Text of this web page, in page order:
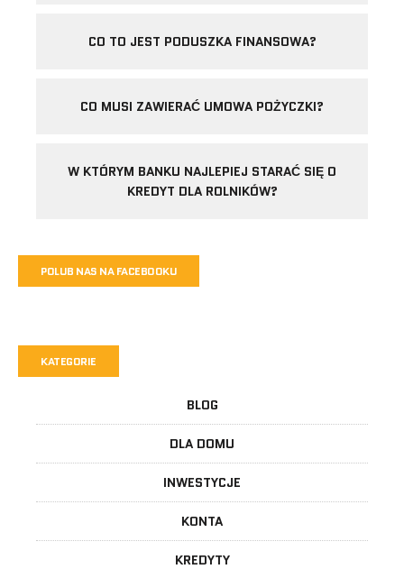
CO TO JEST PODUSZKA FINANSOWA?
CO MUSI ZAWIERAĆ UMOWA POŻYCZKI?
W KTÓRYM BANKU NAJLEPIEJ STARAĆ SIĘ O
KREDYT DLA ROLNIKÓW?
POLUB NAS NA FACEBOOKU
KATEGORIE
BLOG
DLA DOMU
INWESTYCJE
KONTA
KREDYTY